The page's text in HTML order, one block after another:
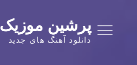
content
پرشین موزیک
دانلود آهنگ های جدید